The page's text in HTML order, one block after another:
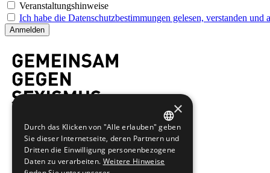
Veranstaltungshinweise
Ich habe die Datenschutzbestimmungen gelesen, verstanden und
GERMAN
ENGLISH
×
Durch das Klicken von "Alle erlauben" geben
Sie dieser Internetseite, deren Partnern und
Dritten die Einwilligung personenbezogene
Daten zu verarbeiten. Weitere Hinweise